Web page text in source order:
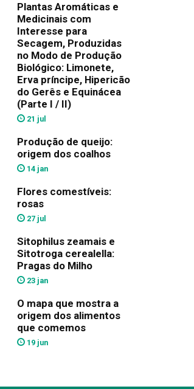
Plantas Aromáticas e
Medicinais com
Interesse para
Secagem, Produzidas
no Modo de Produção
Biológico: Limonete,
Erva príncipe, Hipericão
do Gerês e Equinácea
(Parte I / II)
21 jul
Produção de queijo:
origem dos coalhos
14 jan
Flores comestíveis:
rosas
27 jul
Sitophilus zeamais e
Sitotroga cerealella:
Pragas do Milho
23 jan
O mapa que mostra a
origem dos alimentos
que comemos
19 jun